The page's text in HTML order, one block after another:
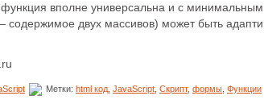
вполне универсальна и с
содержимое двух массивов) может быть
Метки: html код JavaScript Скрипт, формы Функции